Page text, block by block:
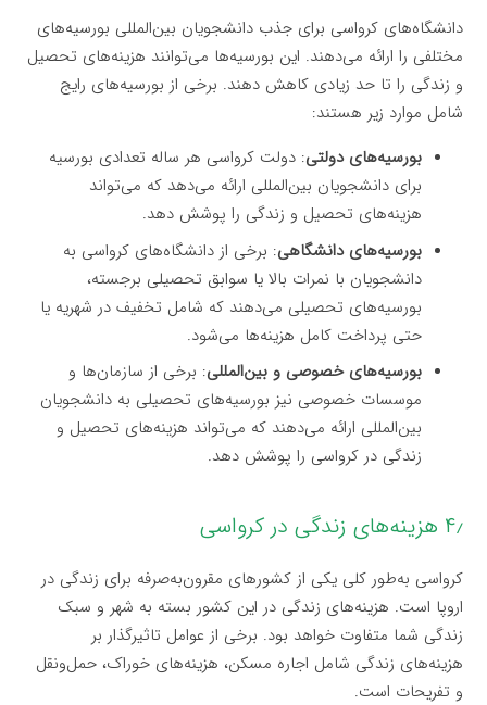
دانشگاه‌های کرواسی برای جذب دانشجویان بین‌المللی بورسیه‌های
مختلفی را ارائه می‌دهند. این بورسیه‌ها می‌توانند هزینه‌های تحصیل
و زندگی را تا حد زیادی کاهش دهند. برخی از بورسیه‌های رایج
شامل موارد زیر هستند:
بورسیه‌های دولتی: دولت کرواسی هر ساله تعدادی بورسیه
برای دانشجویان بین‌المللی ارائه می‌دهد که می‌تواند
هزینه‌های تحصیل و زندگی را پوشش دهد.
بورسیه‌های دانشگاهی: برخی از دانشگاه‌های کرواسی به
دانشجویان با نمرات بالا یا سوابق تحصیلی برجسته،
بورسیه‌های تحصیلی می‌دهند که شامل تخفیف در شهریه یا
حتی پرداخت کامل هزینه‌ها می‌شود.
بورسیه‌های خصوصی و بین‌المللی: برخی از سازمان‌ها و
موسسات خصوصی نیز بورسیه‌های تحصیلی به دانشجویان
بین‌المللی ارائه می‌دهند که می‌تواند هزینه‌های تحصیل و
زندگی در کرواسی را پوشش دهد.
۴٫ هزینه‌های زندگی در کرواسی
کرواسی به‌طور کلی یکی از کشورهای مقرون‌به‌صرفه برای زندگی در
اروپا است. هزینه‌های زندگی در این کشور بسته به شهر و سبک
زندگی شما متفاوت خواهد بود. برخی از عوامل تاثیرگذار بر
هزینه‌های زندگی شامل اجاره مسکن، هزینه‌های خوراک، حمل‌ونقل
و تفریحات است.